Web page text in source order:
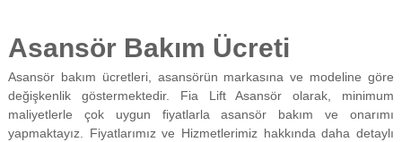
Asansör Bakım Ücreti
Asansör bakım ücretleri, asansörün markasına ve modeline göre
değişkenlik göstermektedir. Fia Lift Asansör olarak, minimum
maliyetlerle çok uygun fiyatlarla asansör bakım ve onarımı
yapmaktayız. Fiyatlarımız ve Hizmetlerimiz hakkında daha detaylı